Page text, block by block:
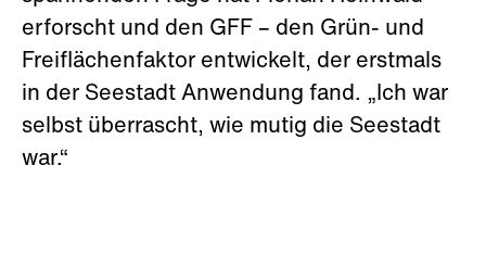
erforscht und den GFF – den Grün- und
Freiflächenfaktor entwickelt, der erstmals
in der Seestadt Anwendung fand. „Ich war
selbst überrascht, wie mutig die Seestadt
war.“